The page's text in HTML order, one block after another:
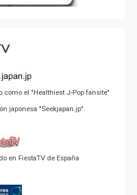
como el "Healthiest J-Pop fansite"
japonesa "Seekjapan.jp".
en FiestaTV de España